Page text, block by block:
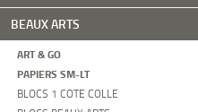
BEAUX ARTS
ART & GO
PAPIERS SM-LT
BLOCS 1 COTE COLLE